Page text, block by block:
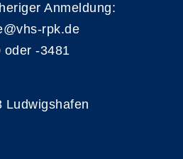
Anmeldung:
rpk.de
oder -3481
Ludwigshafen